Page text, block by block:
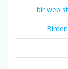
bir web